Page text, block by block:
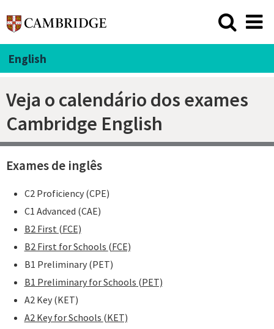
English
Veja o calendário dos exames
Cambridge English
Exames de inglês
C2 Proficiency (CPE)
C1 Advanced (CAE)
B2 First (FCE)
B2 First for Schools (FCE)
B1 Preliminary (PET)
B1 Preliminary for Schools (PET)
A2 Key (KET)
A2 Key for Schools (KET)